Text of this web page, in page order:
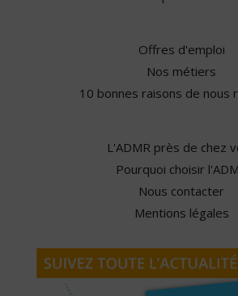
Offres d'emploi
Nos métiers
10 bonnes raisons de nous
L'ADMR près de chez
Pourquoi choisir
Nous contacter
Mentions légales